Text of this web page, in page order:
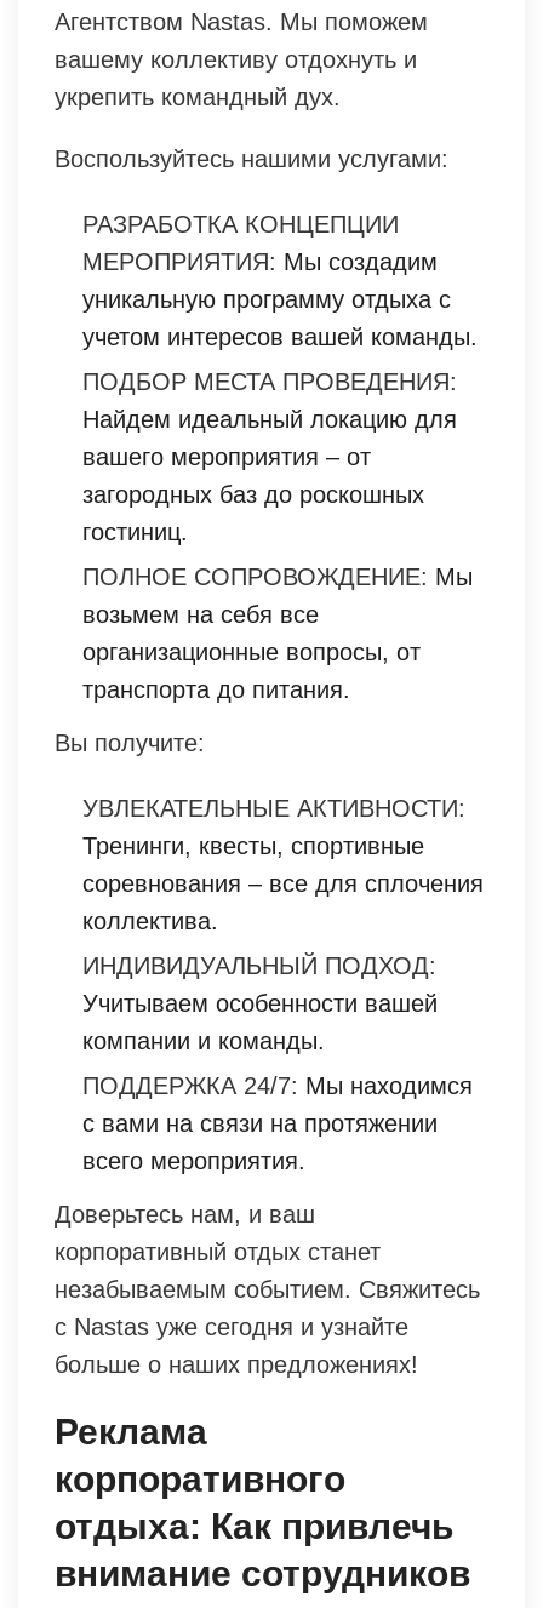
Агентством Nastas. Мы поможем
вашему коллективу отдохнуть и
укрепить командный дух.
Воспользуйтесь нашими услугами:
РАЗРАБОТКА КОНЦЕПЦИИ
МЕРОПРИЯТИЯ: Мы создадим
уникальную программу отдыха с
учетом интересов вашей команды.
ПОДБОР МЕСТА ПРОВЕДЕНИЯ:
Найдем идеальный локацию для
вашего мероприятия – от
загородных баз до роскошных
гостиниц.
ПОЛНОЕ СОПРОВОЖДЕНИЕ: Мы
возьмем на себя все
организационные вопросы, от
транспорта до питания.
Вы получите:
УВЛЕКАТЕЛЬНЫЕ АКТИВНОСТИ:
Тренинги, квесты, спортивные
соревнования – все для сплочения
коллектива.
ИНДИВИДУАЛЬНЫЙ ПОДХОД:
Учитываем особенности вашей
компании и команды.
ПОДДЕРЖКА 24/7: Мы находимся
с вами на связи на протяжении
всего мероприятия.
Доверьтесь нам, и ваш
корпоративный отдых станет
незабываемым событием. Свяжитесь
с Nastas уже сегодня и узнайте
больше о наших предложениях!
Реклама
корпоративного
отдыха: Как привлечь
внимание сотрудников